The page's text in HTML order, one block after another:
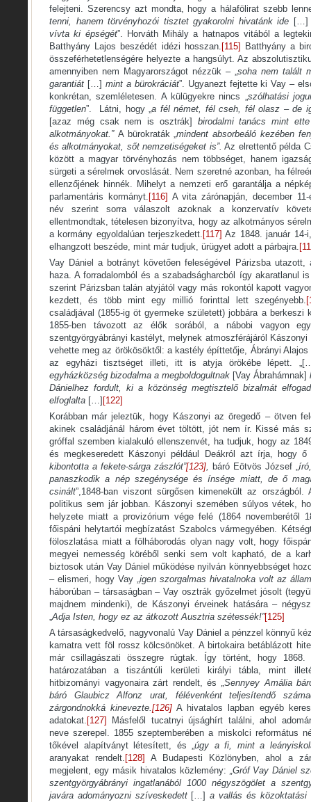
felejteni. Szerencsy azt mondta, hogy a hálafölirat szebb
tenni, hanem törvényhozói tisztet gyakorolni hivatánk ide
vívta ki épségét”. Horváth Mihály a hatnapos vitából a
Batthyány Lajos beszédét idézi hosszan. [115]
Batthyány a
összeférhetetlenségére helyezte a hangsúlyt. Az
amennyiben nem Magyarországot nézzük ­– „soha nem talált
garantiát […] mint a bürokráciát”. Ugyanezt fejtette ki Vay –
konkrétan, szemléletesen. A külügyekre nincs „szólhatási
független”. Látni, hogy „a fél német, fél cseh, fél olasz – de
[azaz még csak nem is osztrák] birodalmi tanács mint
alkotmányokat.” A bürokraták „mindent absorbeáló kezében
és alkotmányokat, sőt nemzetiségeket is”. Az elrettentő példa
között a magyar törvényhozás nem többséget, hanem
sürgeti a sérelmek orvoslását. Nem szeretné azonban, ha
ellenzőjének hinnék. Mihelyt a nemzeti erő garantálja a
parlamentáris kormányt. [116] A vita zárónapján, december
név szerint sorra válaszolt azoknak a konzervatív
ellentmondtak, tételesen bizonyítva, hogy az alkotmányos
a kormány egyoldalúan terjeszkedett. [117] Az 1848. január 14-
elhangzott beszéde, mint már tudjuk, ürügyet adott a párbajra.
Vay Dániel a botrányt követően feleségével Párizsba utazott,
haza. A forradalomból és a szabadságharcból így akaratlanul
szerint Párizsban talán atyjától vagy más rokontól kapott
kezdett, és több mint egy millió forinttal lett szegényebb.
családjával (1855-ig öt gyermeke született) jobbára a berkeszi
1855-ben távozott az élők sorából, a nábobi vagyon
szentgyörgyábrányi kastélyt, melynek atmoszférájáról
vehette meg az örökösöktől: a kastély építtetője, Ábrányi
az egyházi tisztséget illeti, itt is atyja örökébe lépett.
egyházközség bizodalma a megboldogultnak [Vay Ábrahámnak]
Dánielhez fordult, ki a közönség megtisztelő bizalmát
elfoglalta […] [122]
Korábban már jeleztük, hogy Kászonyi az öregedő – ötven
akinek családjánál három évet töltött, jót nem ír. Kissé más
gróffal szemben kialakuló ellenszenvét, ha tudjuk, hogy az
és megkeseredett Kászonyi például Deákról azt írja, hogy
kibontotta a fekete-sárga zászlót”[123], báró Eötvös József „
panaszkodik a nép szegénysége és ínsége miatt, de ő
csinált”,1848-ban viszont sürgősen kimenekült az országból.
politikus sem jár jobban. Kászonyi szemében súlyos vétek,
helyzete miatt a provizórium vége felé (1864 novemberétől
főispáni helytartói megbízatást Szabolcs vármegyében.
föloszlatása miatt a fölháborodás olyan nagy volt, hogy
megyei nemesség köréből senki sem volt kapható, de a
biztosok után Vay Dániel működése nyilván könnyebbséget
– elismeri, hogy Vay „igen szorgalmas hivatalnoka volt az
háborúban – társaságban – Vay osztrák győzelmet jósolt
majdnem mindenki), de Kászonyi érveinek hatására –
„Adja Isten, hogy ez az átkozott Ausztria szétessék!”[125]
A társaságkedvelő, nagyvonalú Vay Dániel a pénzzel könnyű
kamatra vett föl rossz kölcsönöket. A birtokaira betáblázott
már csillagászati összegre rúgtak. Így történt, hogy 1868.
határozatában a tiszántúli kerületi királyi tábla, mint
hitbizományi vagyonaira zárt rendelt, és „Sennyey Amália
báró Glaubicz Alfonz urat, félévenként teljesítendő
zárgondnokká kinevezte.[126] A hivatalos lapban egyéb
adatokat. [127]
Másfelől tucatnyi újsághírt találni, ahol
neve szerepel. 1855 szeptemberében a miskolci református
tőkével alapítványt létesített, és „úgy a fi, mint a
aranyakat rendelt. [128]
A Budapesti Közlönyben, ahol a
megjelent, egy másik hivatalos közlemény: „Gróf Vay Dániel
szentgyörgyábrányi ingatlanából 1000 négyszögölet a
javára adományozni szíveskedett[…]a vallás és